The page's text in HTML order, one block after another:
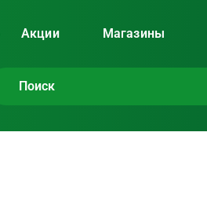
Акции Магазины